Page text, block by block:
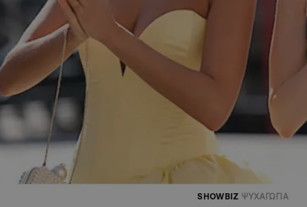
SHOWBIZ ΨΥΧΑΓΩΓΙΑ